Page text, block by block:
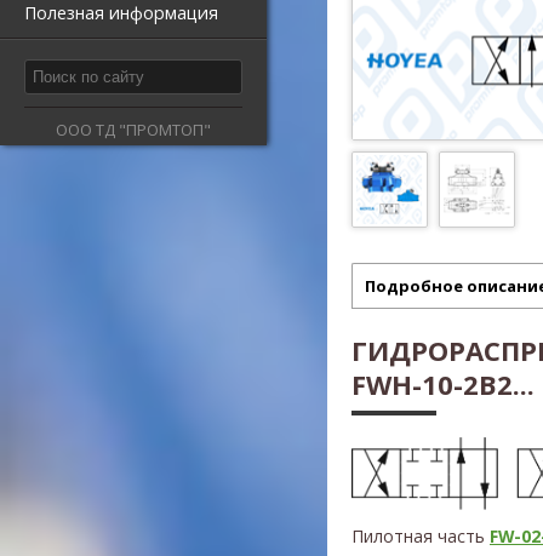
Полезная информация
ООО ТД "ПРОМТОП"
Подробное
FWH-10-2B2...
Пилотная часть FW-